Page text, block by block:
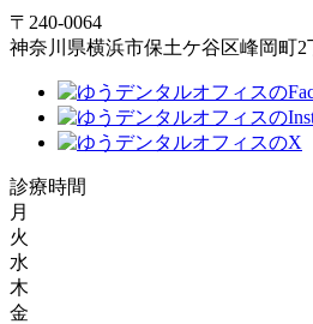
〒240-0064
神奈川県横浜市保土ケ谷区峰岡町2
診療時間
月
火
水
木
金